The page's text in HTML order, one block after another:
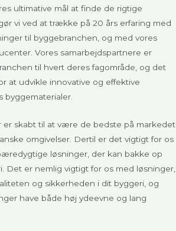
ultimative mål at finde de rigtige
vi ved at trække på 20 års erfaring med
til byggebranchen, og med vores
Vores samarbejdspartnere er
til hvert deres fagområde, og det
at udvikle innovative og effektive
byggematerialer.
er skabt til at være de bedste på markedet
omgivelser. Dertil er det vigtigt for os
løsninger, der kan bakke op
Det er nemlig vigtigt for os med løsninger,
og sikkerheden i dit byggeri, og
have både høj ydeevne og lang